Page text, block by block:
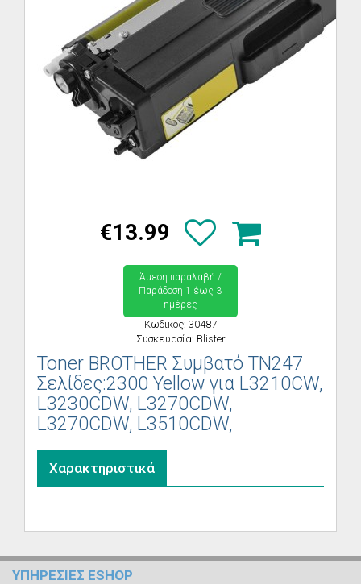
€13.99
Άμεση παραλαβή /
Παράδoση 1 έως 3
ημέρες
Κωδικός: 30487
Συσκευασία: Blister
Toner BROTHER Συμβατό TN247
Σελίδες:2300 Yellow για L3210CW,
L3230CDW, L3270CDW,
L3270CDW, L3510CDW,
Χαρακτηριστικά
ΥΠΗΡΕΣΙΕΣ ESHOP